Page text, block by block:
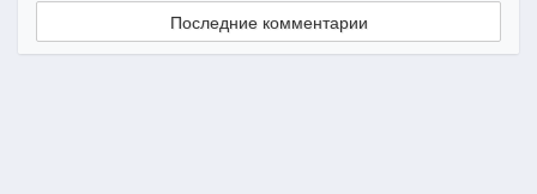
Последние комментарии